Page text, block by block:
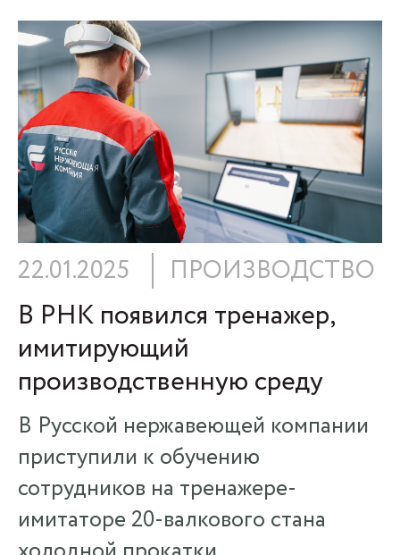
22.01.2025 ПРОИЗВОДСТВО
В РНК появился тренажер,
имитирующий
производственную среду
В Русской нержавеющей компании
приступили к обучению
сотрудников на тренажере-
имитаторе 20-валкового стана